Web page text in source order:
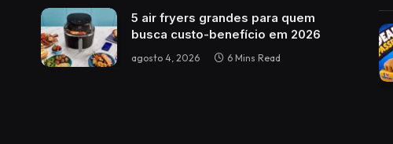
5 air fryers grandes para quem
busca custo-benefício em 2026
agosto 4, 2026 6 Mins Read